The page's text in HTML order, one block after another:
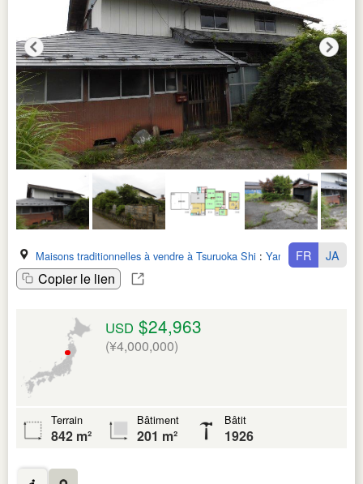
Maisons traditionnelles à vendre à Tsuruoka Shi : Yamagata Ken
Copier le lien
FR JA
USD $24,963
(¥4,000,000)
Terrain
842 m²
Bâtiment
201 m²
Bâtit
1926